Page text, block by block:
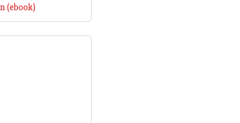
(ebook)